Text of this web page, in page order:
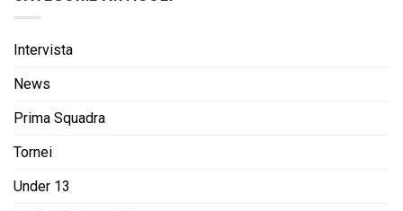
Intervista
News
Prima Squadra
Tornei
Under 13